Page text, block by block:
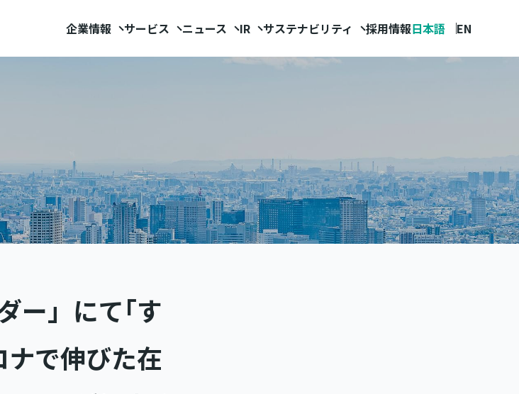
企業情報 サービス ニュース IR サステナビリティ 採用情報日本語 EN
ー」にて｢す
で伸びた在